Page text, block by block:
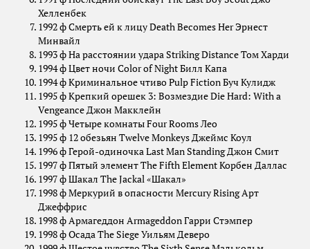
Хелленбек
1992 ф Смерть ей к лицу Death Becomes Her Эрнест
Минвайл
1993 ф На расстоянии удара Striking Distance Том Харди
1994 ф Цвет ночи Color of Night Билл Капа
1994 ф Криминальное чтиво Pulp Fiction Буч Кулидж
1995 ф Крепкий орешек 3: Возмездие Die Hard: With a
Vengeance Джон Макклейн
1995 ф Четыре комнаты Four Rooms Лео
1995 ф 12 обезьян Twelve Monkeys Джеймс Коул
1996 ф Герой-одиночка Last Man Standing Джон Смит
1997 ф Пятый элемент The Fifth Element Корбен Даллас
1997 ф Шакал The Jackal «Шакал»
1998 ф Меркурий в опасности Mercury Rising Арт
Джеффрис
1998 ф Армагеддон Armageddon Гарри Стэмпер
1998 ф Осада The Siege Уильям Деверо